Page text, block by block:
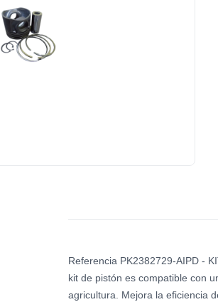
Referencia PK2382729-AIPD -
kit de pistón es compatible con
agricultura. Mejora la eficiencia